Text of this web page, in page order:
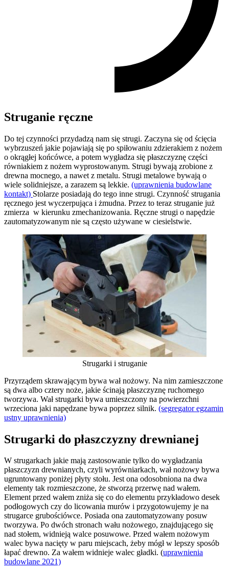
Struganie ręczne
Do tej czynności przydadzą nam się strugi. Zaczyna się od ścięcia
wybrzuszeń jakie pojawiają się po spiłowaniu zdzierakiem z nożem
o okrągłej końcówce, a potem wygładza się płaszczyznę części
równiakiem z nożem wyprostowanym. Strugi bywają zrobione z
drewna mocnego, a nawet z metalu. Strugi metalowe bywają o
wiele solidniejsze, a zarazem są lekkie. (uprawnienia budowlane
kontakt) Stolarze posiadają do tego inne strugi. Czynność strugania
ręcznego jest wyczerpująca i żmudna. Przez to teraz struganie już
zmierza w kierunku zmechanizowania. Ręczne strugi o napędzie
zautomatyzowanym nie są często używane w ciesielstwie.
Strugarki i struganie
Przyrządem skrawającym bywa wał nożowy. Na nim zamieszczone
są dwa albo cztery noże, jakie ścinają płaszczyznę ruchomego
tworzywa. Wał strugarki bywa umieszczony na powierzchni
wrzeciona jaki napędzane bywa poprzez silnik. (segregator egzamin
ustny uprawnienia)
Strugarki do płaszczyzny drewnianej
W strugarkach jakie mają zastosowanie tylko do wygładzania
płaszczyzn drewnianych, czyli wyrówniarkach, wał nożowy bywa
ugruntowany poniżej płyty stołu. Jest ona odosobniona na dwa
elementy tak rozmieszczone, że stworzą przerwę nad wałem.
Element przed wałem zniża się co do elementu przykładowo desek
podłogowych czy do licowania murów i przygotowujemy je na
strugarce grubościówce. Posiada ona zautomatyzowany posuw
tworzywa. Po dwóch stronach wału nożowego, znajdującego się
nad stołem, widnieją walce posuwowe. Przed wałem nożowym
walec bywa nacięty w paru miejscach, żeby mógł w lepszy sposób
łapać drewno. Za wałem widnieje walec gładki. (uprawnienia
budowlane 2021)